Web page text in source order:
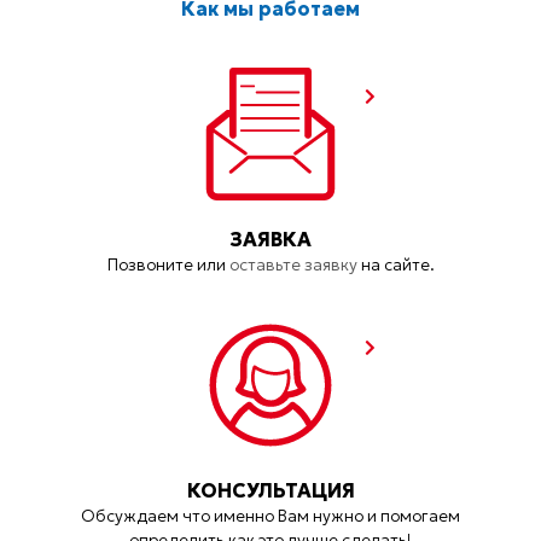
Как мы работаем
ЗАЯВКА
Позвоните или оставьте заявкуна сайте.
КОНСУЛЬТАЦИЯ
Обсуждаем что именно Вам нужно и помогаем